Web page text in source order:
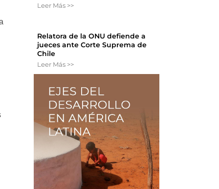
Leer Más >>
Relatora de la ONU defiende a
jueces ante Corte Suprema de
Chile
Leer Más >>